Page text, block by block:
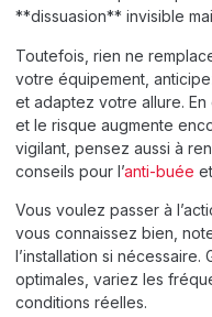
**dissuasion** invisible
Toutefois, rien ne
votre équipement,
et adaptez votre allure.
et le risque augmente
vigilant, pensez aussi à
conseils pour l’anti-buée
Vous voulez passer à
vous connaissez bien,
l’installation si
optimales, variez les
conditions réelles.